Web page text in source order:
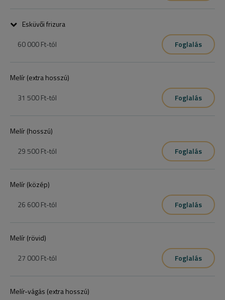
Esküvői frizura
60 000 Ft-tól
Foglalás
+próba
Melír (extra hosszú)
31 500 Ft-tól Foglalás
Melír (hosszú)
29 500 Ft-tól Foglalás
Melír (közép)
26 600 Ft-tól Foglalás
Melír (rövid)
27 000 Ft-tól Foglalás
Melír-vágás (extra hosszú)